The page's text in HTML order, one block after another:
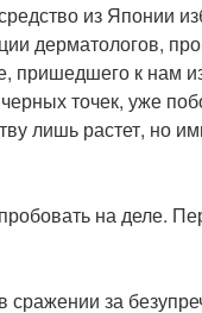
из Японии
дерматологов,
пришедшего к нам
точек, уже
лишь растет, но
на деле.
сражении за